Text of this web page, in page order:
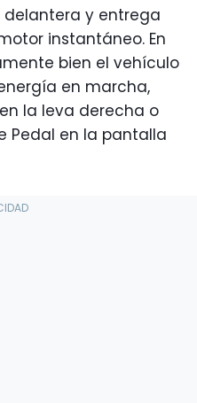
y entrega
instantáneo. En
bien el vehículo
en marcha,
la leva derecha o
Pedal en la pantalla